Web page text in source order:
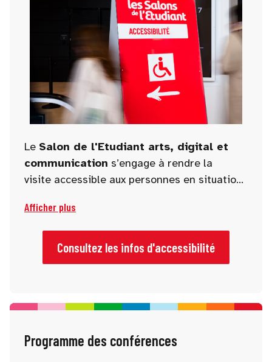
Le Salon de l'Etudiant arts, digital et
communication s’engage à rendre la
visite accessible aux personnes en situation
accueil dédié sont prévus pour garantir une
visite fluide, confortable et inclusive aux
personnes à mobilité réduite.
Afficher plus
Consultez les infos d'accessibilité
Programme des conférences